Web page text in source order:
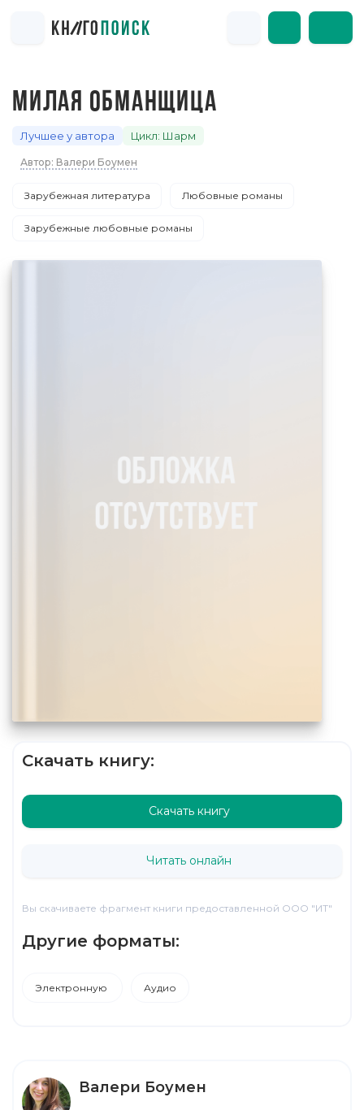
МИЛАЯ ОБМАНЩИЦА
Лучшее у автора Цикл: Шарм
Автор: Валери Боумен
Зарубежная литература Любовные романы
Зарубежные любовные романы
Скачать книгу:
Скачать книгу
Читать онлайн
Вы скачиваете фрагмент книги предоставленной ООО "ИТ"
Другие форматы:
Электронную Аудио
Валери Боумен